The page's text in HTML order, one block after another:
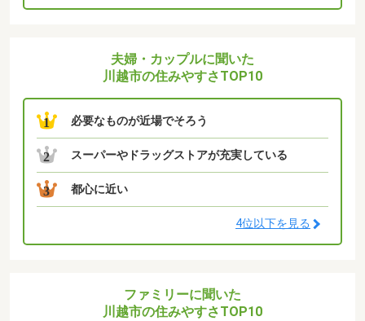
夫婦・カップルに聞いた
川越市の住みやすさTOP10
1 必要なものが近場でそろう
2 スーパーやドラッグストアが充実している
3 都心に近い
4位以下を見る
ファミリーに聞いた
川越市の住みやすさTOP10